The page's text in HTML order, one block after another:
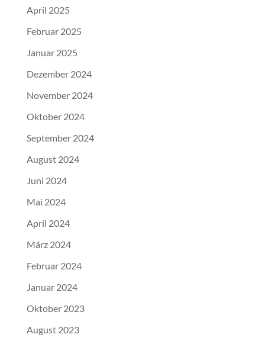
April 2025
Februar 2025
Januar 2025
Dezember 2024
November 2024
Oktober 2024
September 2024
August 2024
Juni 2024
Mai 2024
April 2024
März 2024
Februar 2024
Januar 2024
Oktober 2023
August 2023